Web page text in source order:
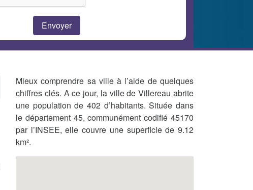
Mieux comprendre sa ville à l’aide de quelques
chiffres clés. A ce jour, la ville de Villereau abrite
une population de 402 d’habitants. Située dans
le département 45, communément codifié 45170
par l’INSEE, elle couvre une superficie de 9.12
km².